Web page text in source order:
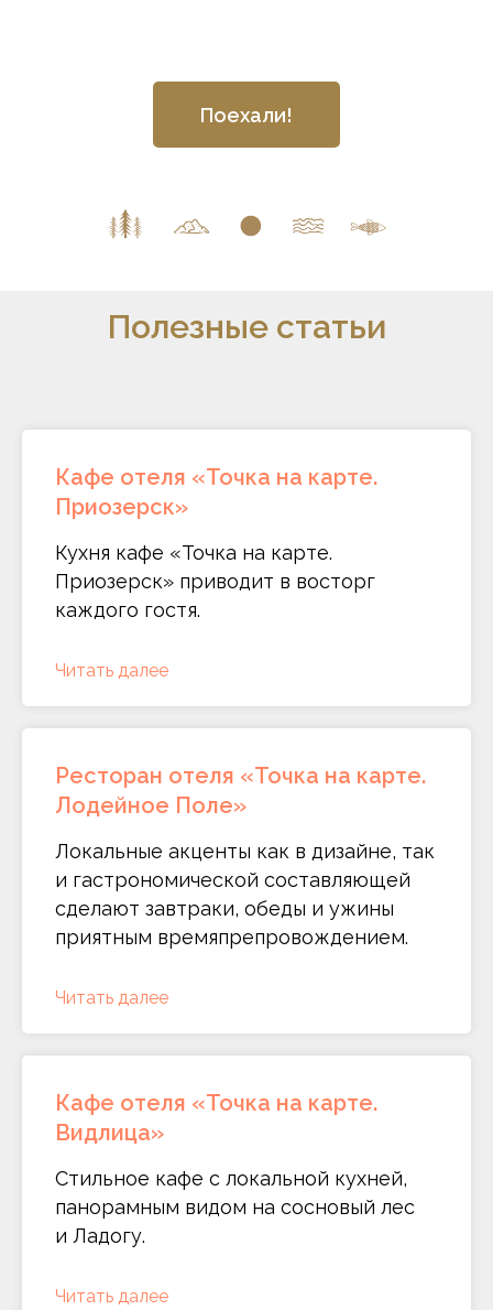
Поехали!
Полезные статьи
Кафе отеля «Точка на карте.
Приозерск»
Кухня кафе «Точка на карте.
Приозерск» приводит в восторг
каждого гостя.
Читать далее
Ресторан отеля «Точка на карте.
Лодейное Поле»
Локальные акценты как в дизайне, так
и гастрономической составляющей
сделают завтраки, обеды и ужины
приятным времяпрепровождением.
Читать далее
Кафе отеля «Точка на карте.
Видлица»
Стильное кафе с локальной кухней,
панорамным видом на сосновый лес
и Ладогу.
Читать далее